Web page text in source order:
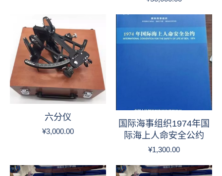
六分仪
¥3,000.00
国际海事组织1974年国
际海上人命安全公约
¥1,300.00